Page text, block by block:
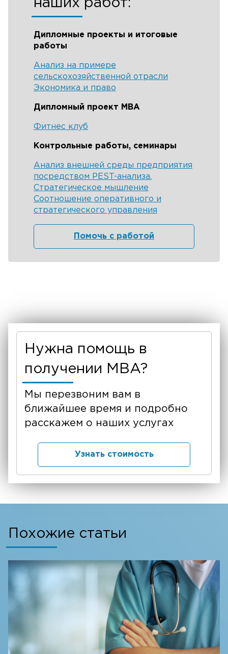
наших работ:
Дипломные проекты и итоговые
работы
Анализ на примере
сельскохозяйственной отрасли
Экономика и право
Дипломный проект MBA
Фитнес клуб
Контрольные работы, семинары
Анализ внешней среды предприятия
посредством PEST-анализа.
Стратегическое мышление
Соотношение оперативного и
стратегического управления
Помочь с работой
Нужна помощь в
получении MBA?
Мы перезвоним вам в
ближайшее время и подробно
расскажем о наших услугах
Узнать стоимость
Похожие статьи